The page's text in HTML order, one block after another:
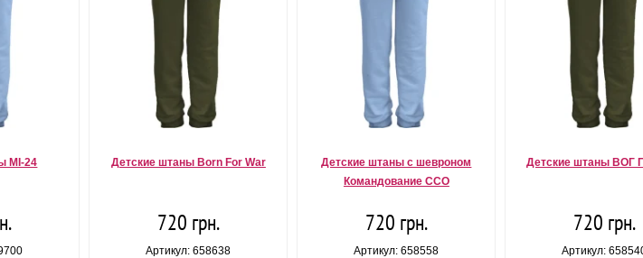
MI-24 Детские штаны Born For War
720 грн.
Артикул: 658638
Детские штаны с шевроном
Командование ССО
720 грн.
Артикул: 658558
Детские штаны ВОГ
720 грн.
Артикул: